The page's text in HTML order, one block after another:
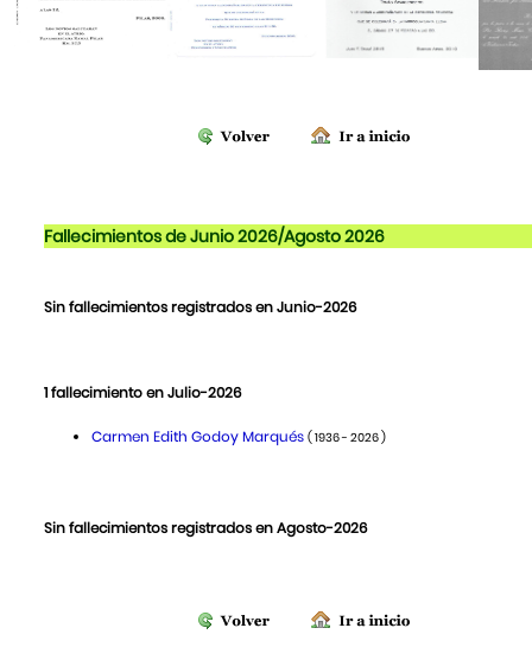
Fallecimientos de Junio 2026/Agosto 2026
Sin fallecimientos registrados en Junio-2026
1 fallecimiento en Julio-2026
Carmen Edith Godoy Marqués ( 1936 - 2026 )
Sin fallecimientos registrados en Agosto-2026